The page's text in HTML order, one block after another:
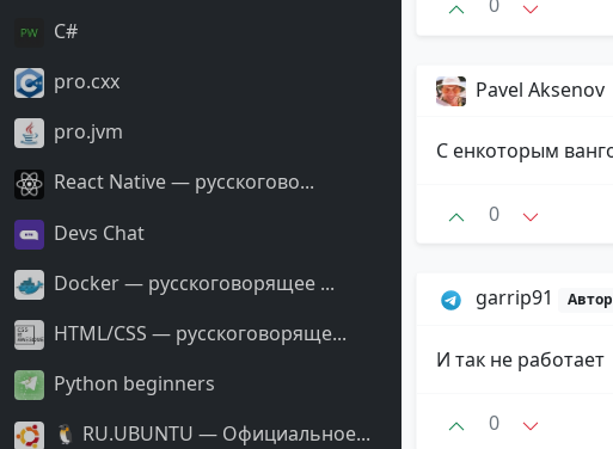
С#
pro.cxx
pro.jvm
React Native — русскогово...
Devs Chat
Docker — русскоговорящее ...
HTML/CSS — русскоговоряще...
Python beginners
🐧 RU.UBUNTU — Официальное...
0
Pavel Aksenov
С енкоторым
0
garrip91
И так не работает
0